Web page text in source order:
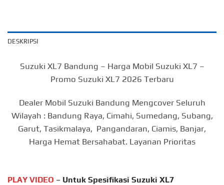
DESKRIPSI
Suzuki XL7 Bandung – Harga Mobil Suzuki XL7 –
Promo Suzuki XL7 2026 Terbaru
Dealer Mobil Suzuki Bandung Mengcover Seluruh
Wilayah : Bandung Raya, Cimahi, Sumedang, Subang,
Garut, Tasikmalaya, Pangandaran, Ciamis, Banjar,
Harga Hemat Bersahabat. Layanan Prioritas
PLAY VIDEO – Untuk Spesifikasi Suzuki XL7